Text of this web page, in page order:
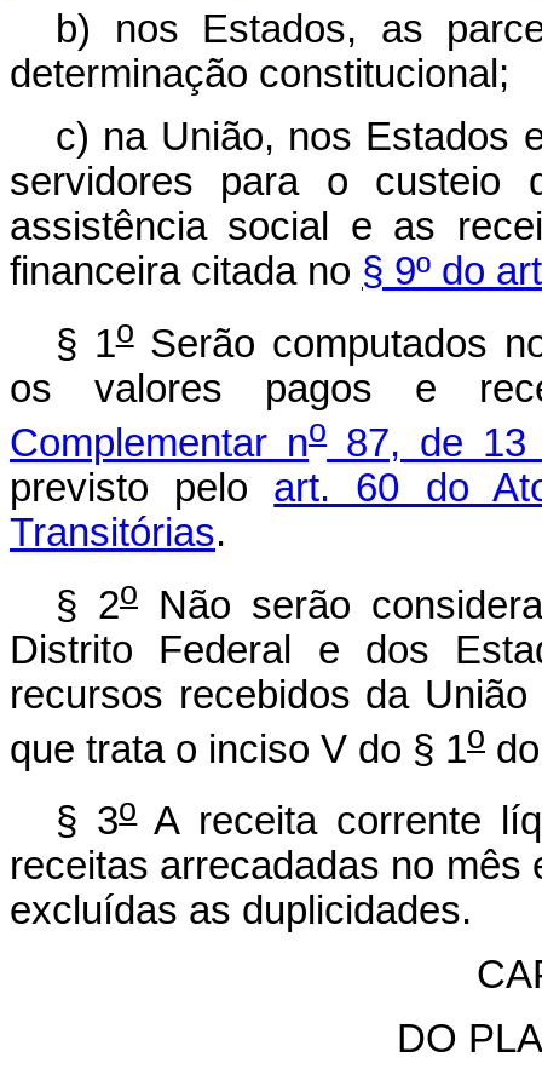
b)
nos Estados, as
determinação constitucional;
c) na União, nos Estados
servidores para o custeio
assistência social e as
financeira citada no § 9º do
§ 1oSerão computados
os valores pagos e
Complementar no87, de 13
previsto pelo art. 60 do
Transitórias.
§ 2o
Não serão
Distrito Federal e dos
recursos recebidos da
que trata o inciso V do § 1o
§ 3oA receita corrente
receitas arrecadadas no mês
excluídas as duplicidades.
DO